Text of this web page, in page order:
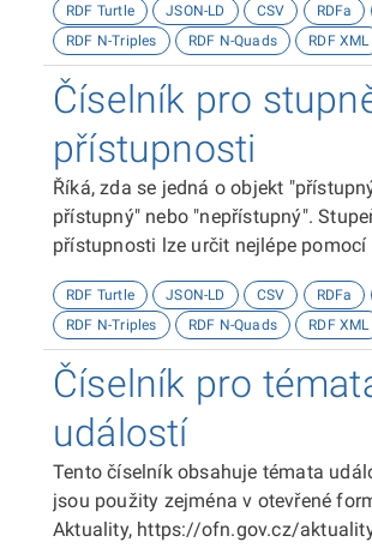
RDF Turtle JSON-LD CSV RDFa
RDF N-Triples
RDF N-Quads RDF XML
Číselník pro
přístupnosti
Říká, zda se jedná o objekt
přístupný" nebo "nepřístupný".
přístupnosti lze určit nejlépe
http://presbariery.cz/cz/mapovani-
barierovosti/metodika.
RDF Turtle JSON-LD CSV RDFa
RDF N-Triples
RDF N-Quads RDF XML
Číselník pro
událostí
Tento číselník obsahuje témata
jsou použity zejména v otevřené
Aktuality, https://ofn.gov.cz/